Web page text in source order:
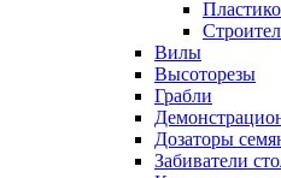
Вилы
Высоторезы
Грабли
Дозаторы
Забиватели